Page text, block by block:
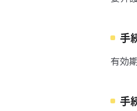
手
有効
手